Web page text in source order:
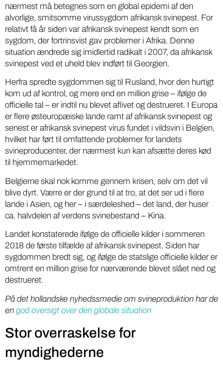
nærmest må betegnes som en global epidemi af den
alvorlige, smitsomme virussygdom afrikansk svinepest. For
relativt få år siden var afrikansk svinepest kendt som en
sygdom, der fortrinsvist gav problemer i Afrika. Denne
situation ændrede sig imidlertid radikalt i 2007, da afrikansk
svinepest ved et uheld blev indført til Georgien.
Herfra spredte sygdommen sig til Rusland, hvor den hurtigt
kom ud af kontrol, og mere end en million grise – ifølge de
officielle tal – er indtil nu blevet aflivet og destrueret. I Europa
er flere østeuropæiske lande ramt af afrikansk svinepest og
senest er afrikansk svinepest virus fundet i vildsvin i Belgien,
hvilket har ført til omfattende problemer for landets
svineproducenter, der nærmest kun kan afsætte deres kød
til hjemmemarkedet.
Belgierne skal nok komme gennem krisen, selv om det vil
blive dyrt. Værre er der grund til at tro, at det ser ud i flere
lande i Asien, og her – i særdeleshed – det land, der huser
ca. halvdelen af verdens svinebestand – Kina.
Landet konstaterede ifølge de officielle kilder i sommeren
2018 de første tilfælde af afrikansk svinepest. Siden har
sygdommen bredt sig, og ifølge de statslige officielle kilder er
omtrent en million grise for nærværende blevet slået ned og
destrueret.
På det hollandske nyhedssmedie om svineproduktion har de
en god oversigt over den globale situation
Stor overraskelse for
myndighederne